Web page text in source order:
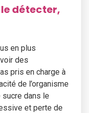
le détecter,
en plus
des
pris en charge à
de l’organisme
dans le
et perte de